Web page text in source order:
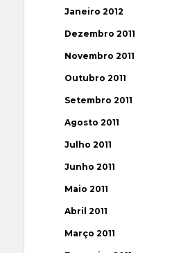
Janeiro 2012
Dezembro 2011
Novembro 2011
Outubro 2011
Setembro 2011
Agosto 2011
Julho 2011
Junho 2011
Maio 2011
Abril 2011
Março 2011